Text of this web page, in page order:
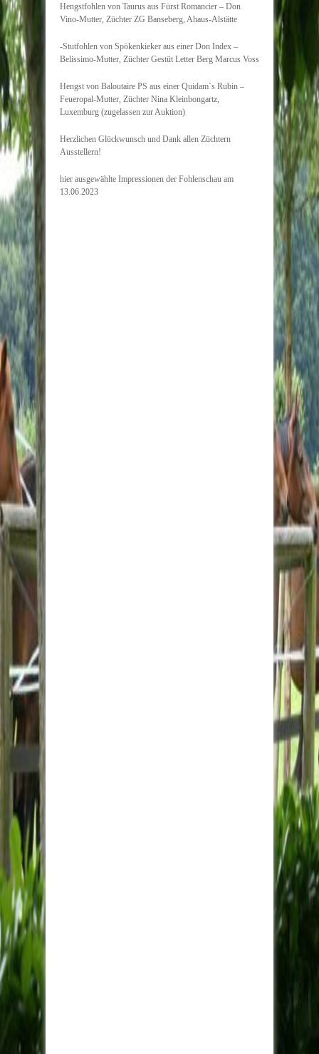
Hengstfohlen von Taurus aus Fürst Romancier – Don
Vino-Mutter, Züchter ZG Banseberg, Ahaus-Alstätte
-Stutfohlen von Spökenkieker aus einer Don Index –
Belissimo-Mutter, Züchter Gestüt Letter Berg Marcus Voss
Hengst von Baloutaire PS aus einer Quidam`s Rubin –
Feueropal-Mutter, Züchter Nina Kleinbongartz,
Luxemburg (zugelassen zur Auktion)
Herzlichen Glückwunsch und Dank allen Züchtern
Ausstellern!
hier ausgewählte Impressionen der Fohlenschau am
13.06.2023